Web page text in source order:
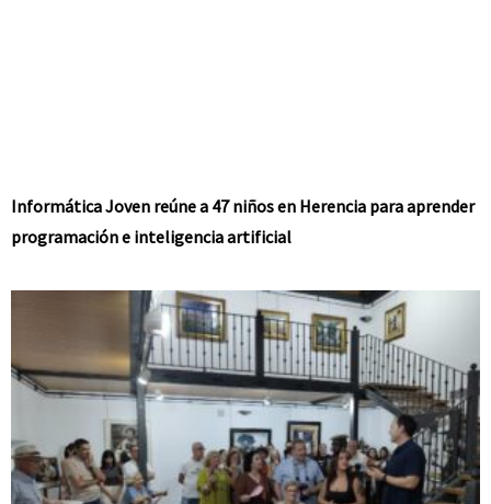
Informática Joven reúne a 47 niños en Herencia para aprender
programación e inteligencia artificial